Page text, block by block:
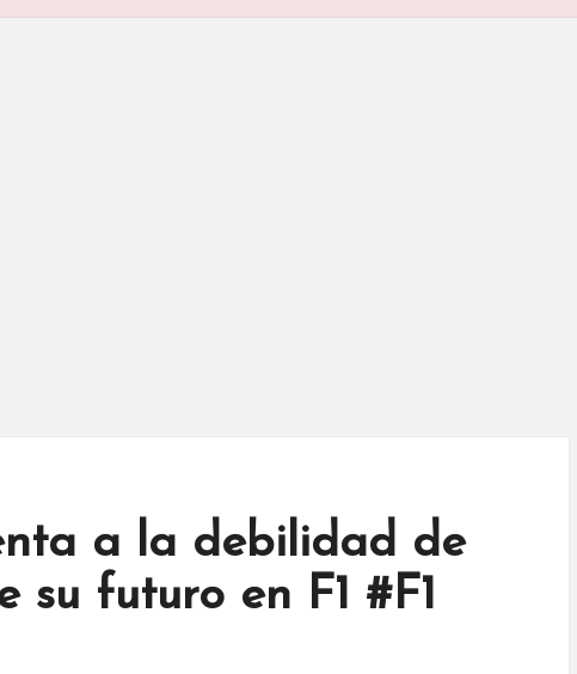
a la debilidad de
su futuro en F1 #F1